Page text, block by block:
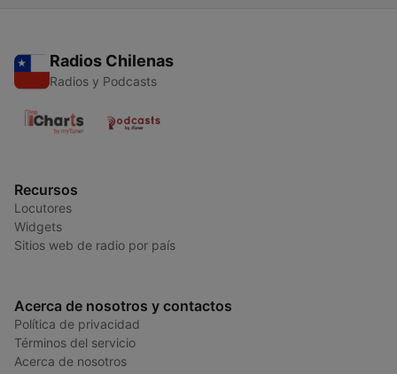
Radios Chilenas
Radios y Podcasts
Recursos
Locutores
Widgets
Sitios web de radio por país
Acerca de nosotros y contactos
Política de privacidad
Términos del servicio
Acerca de nosotros